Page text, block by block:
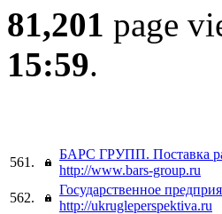
81,201 page
15:59.
561.
БАРС ГРУПП. Поставка
http://www.bars-group.ru
562.
Государственное
http://ukrugleperspektiva.ru